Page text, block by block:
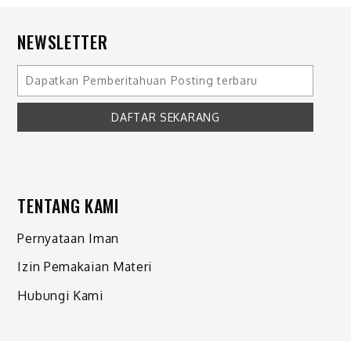
NEWSLETTER
TENTANG KAMI
Pernyataan Iman
Izin Pemakaian Materi
Hubungi Kami